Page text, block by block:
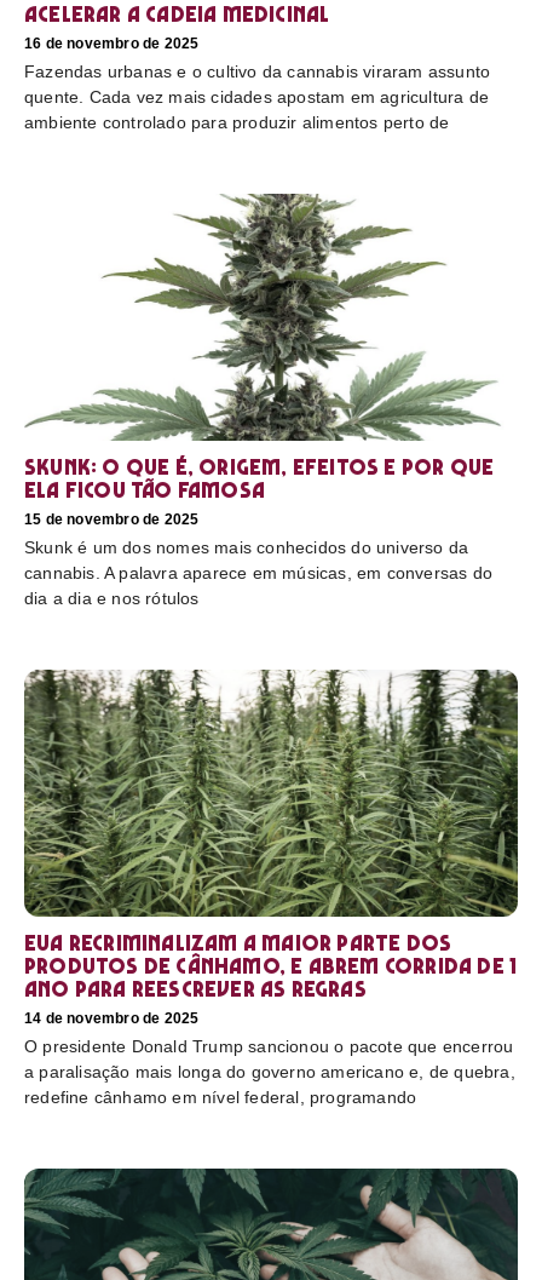
acelerar a cadeia medicinal
16 de novembro de 2025
Fazendas urbanas e o cultivo da cannabis viraram assunto
quente. Cada vez mais cidades apostam em agricultura de
ambiente controlado para produzir alimentos perto de
Skunk: o que é, origem, efeitos e por que
ela ficou tão famosa
15 de novembro de 2025
Skunk é um dos nomes mais conhecidos do universo da
cannabis. A palavra aparece em músicas, em conversas do
dia a dia e nos rótulos
EUA recriminalizam a maior parte dos
produtos de cânhamo, e abrem corrida de 1
ano para reescrever as regras
14 de novembro de 2025
O presidente Donald Trump sancionou o pacote que encerrou
a paralisação mais longa do governo americano e, de quebra,
redefine cânhamo em nível federal, programando